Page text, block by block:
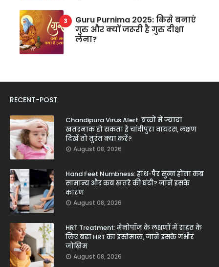
Guru Purnima 2025: किसे बनाएं
गुरु और क्यों जरूरी है गुरु दीक्षा
लेना?
RECENT-POST
Chandipura Virus Alert: बच्चों में ज्यादा
खतरनाक हो सकता है चांदीपुरा वायरस, लक्षण
दिखें तो तुरंत क्या करें?
August 08, 2026
Hand Feet Numbness: हाथ-पैर सुन्न होना कब
सामान्य और कब खतरे की घंटी? जानें इसके
कारण
August 08, 2026
HRT Treatment: मेनोपॉज के लक्षणों में राहत के
लिए बढ़ा HRT का इस्तेमाल, जानें इसके गंभीर
जोखिम
August 08, 2026